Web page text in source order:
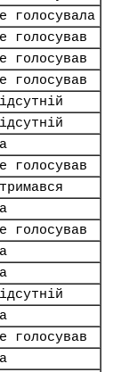
голосувала
голосував
голосував
голосував
голосував
голосував
голосував